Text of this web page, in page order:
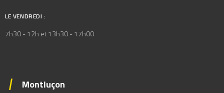
LE VENDREDI :
7h30 - 12h et 13h30 - 17h00
Montluçon